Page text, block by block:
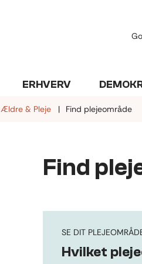
ERHVERV
Ældre & Pleje Find plejeområde
Find
SE DIT
Hvilket